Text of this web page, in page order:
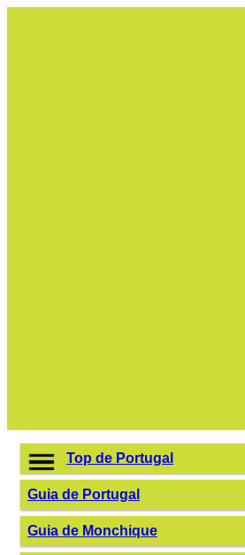
Top de Portugal
Guia de Portugal
Guia de Monchique